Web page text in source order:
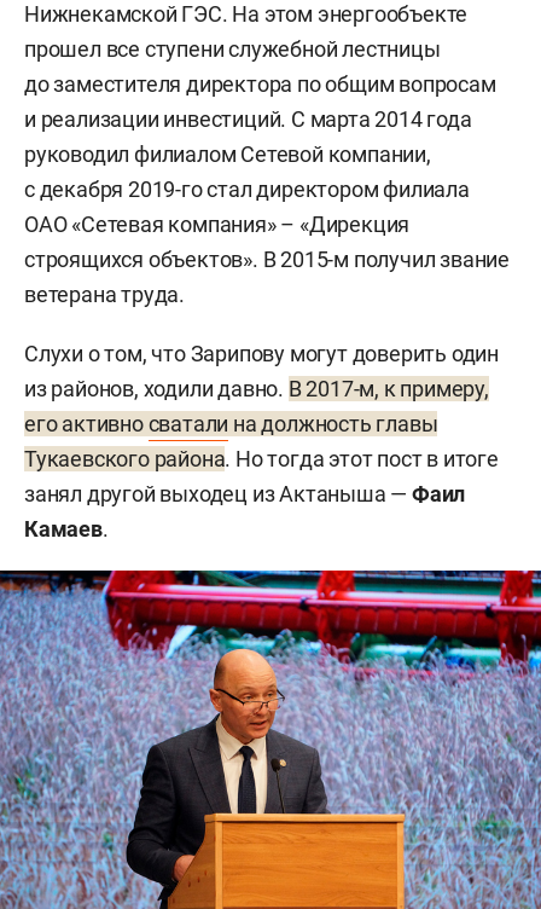
Нижнекамской ГЭС. На этом энергообъекте
прошел все ступени служебной лестницы
до заместителя директора по общим вопросам
и реализации инвестиций. С марта 2014 года
руководил филиалом Сетевой компании,
с декабря 2019-го стал директором филиала
ОАО «Сетевая компания» – «Дирекция
строящихся объектов». В 2015-м получил звание
ветерана труда.
Слухи о том, что Зарипову могут доверить один
из районов, ходили давно. В 2017-м, к примеру,
его активносватали на должность главы
Тукаевского района. Но тогда этот пост в итоге
занял другой выходец из Актаныша — Фаил
Камаев.